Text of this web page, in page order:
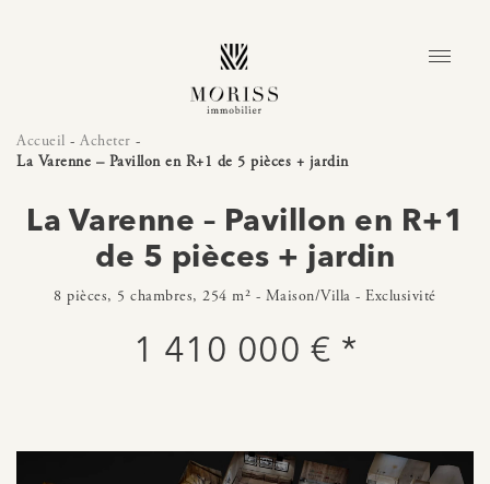
Accueil - Acheter -
La Varenne – Pavillon en R+1 de 5 pièces + jardin
La Varenne – Pavillon en R+1
de 5 pièces + jardin
8 pièces, 5 chambres, 254 m² - Maison/Villa - Exclusivité
1 410 000 € *